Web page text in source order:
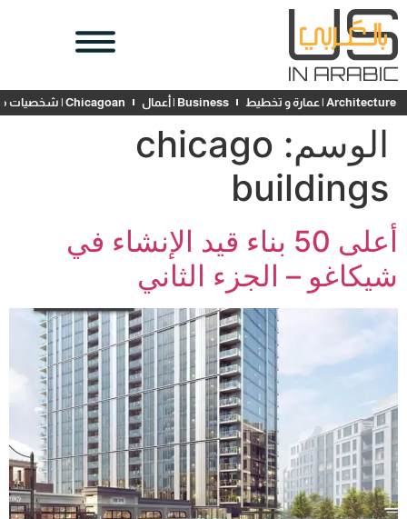
Architecture | عمارة و تخطيط Business | أعمال Chicagoan | شخصيات محلية
الوسم: chicago
buildings
أعلى 50 بناء قيد الإنشاء في
شيكاغو – الجزء الثاني